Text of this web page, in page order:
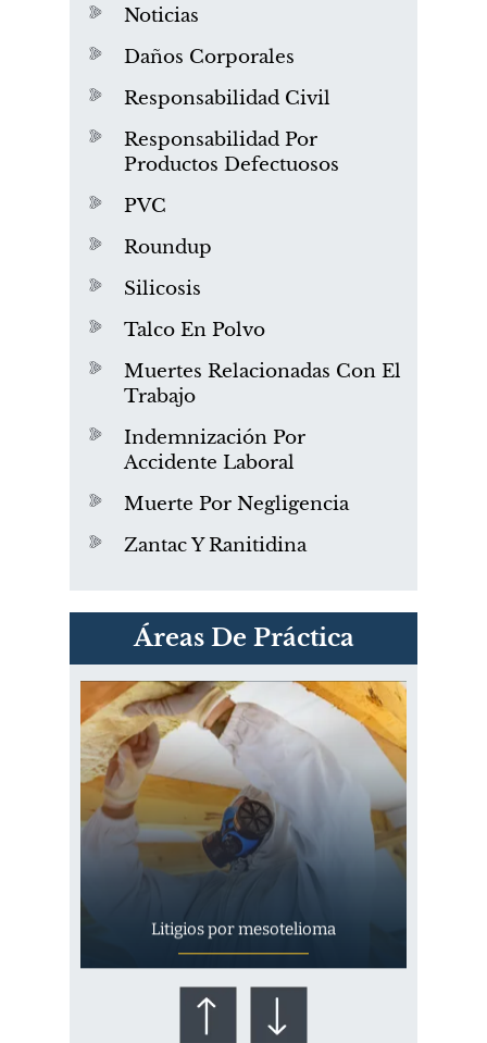
Noticias
Daños Corporales
Responsabilidad Civil
Responsabilidad Por
Productos Defectuosos
PVC
Roundup
Silicosis
Talco En Polvo
Muertes Relacionadas Con El
Trabajo
Indemnización Por
Accidente Laboral
Muerte Por Negligencia
Zantac Y Ranitidina
Áreas De Práctica
PVC Cloruro de polivinilo
Exposición
Litigios por mesotelioma